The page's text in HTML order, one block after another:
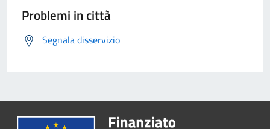
Problemi in città
Segnala disservizio